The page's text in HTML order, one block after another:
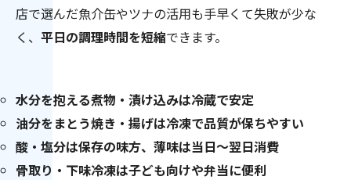
店で選んだ魚介缶やツナの活用も手早くて失敗が少な
く、 平日の調理時間を短縮できます。
水分を抱える煮物・漬け込みは冷蔵で安定
油分をまとう焼き・揚げは冷凍で品質が保ちやすい
酸・塩分は保存の味方、薄味は当日〜翌日消費
骨取り・下味冷凍は子ども向けや弁当に便利